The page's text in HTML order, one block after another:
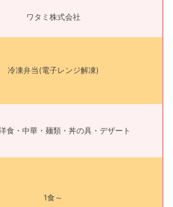
ワタミ株式会社
冷凍弁当(電子レンジ解凍)
食・中華・麺類・丼の具・デザート
1食～